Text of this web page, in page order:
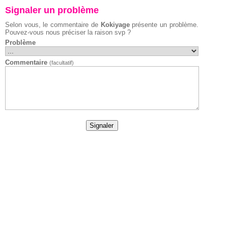
Signaler un problème
Selon vous, le commentaire de Kokiyageprésente un problème.
Pouvez-vous nous préciser la raison svp ?
Problème
Commentaire (facultatif)